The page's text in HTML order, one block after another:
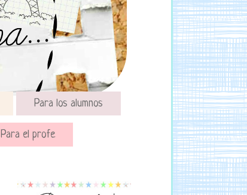
Para los alumnos
Para el profe